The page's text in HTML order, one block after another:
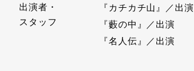
出演者・
スタッフ
『カチカチ山』／出演
『藪の中』／出演
『名人伝』／出演